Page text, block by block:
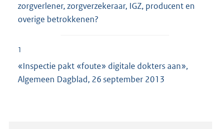
zorgverlener, zorgverzekeraar, IGZ, producent en
overige betrokkenen?
1
«Inspectie pakt «foute» digitale dokters aan»,
Algemeen Dagblad, 26 september 2013